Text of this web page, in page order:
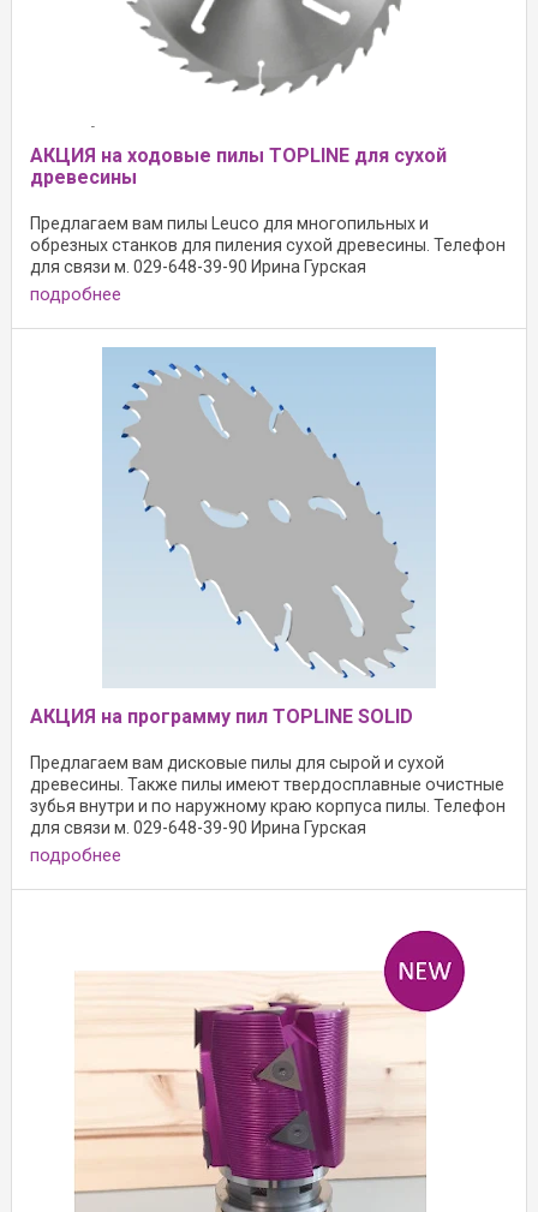
АКЦИЯ на ходовые пилы TOPLINE для сухой
древесины
Предлагаем вам пилы Leuco для многопильных и
обрезных станков для пиления сухой древесины. Телефон
для связи м. 029-648-39-90 Ирина Гурская
подробнее
АКЦИЯ на программу пил TOPLINE SOLID
Предлагаем вам дисковые пилы для сырой и сухой
древесины. Также пилы имеют твердосплавные очистные
зубья внутри и по наружному краю корпуса пилы. Телефон
для связи м. 029-648-39-90 Ирина Гурская
подробнее